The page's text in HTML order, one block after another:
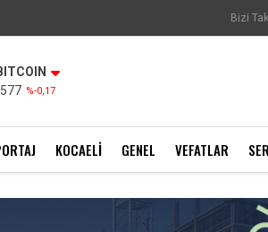
Bizi
%-0,17
KOCAELI GENEL VEFATLAR